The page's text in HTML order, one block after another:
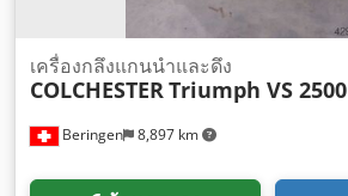
Beringen 8,897 km
เครื่องกลึงแกนนำและดึง
COLCHESTERTriumph VS 2500